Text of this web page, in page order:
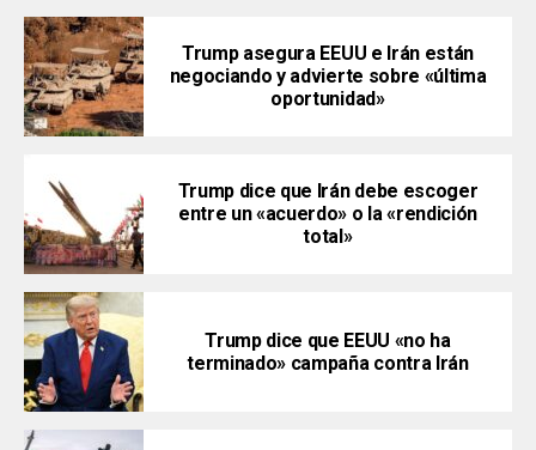
Trump asegura EEUU e Irán están
negociando y advierte sobre «última
oportunidad»
Trump dice que Irán debe escoger
entre un «acuerdo» o la «rendición
total»
Trump dice que EEUU «no ha
terminado» campaña contra Irán